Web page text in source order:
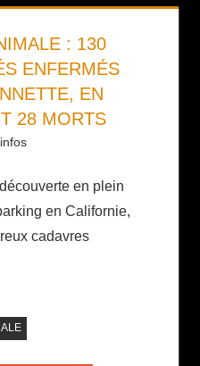
: 130
ENFERMÉS
EN
28 MORTS
en plein
en Californie,
cadavres